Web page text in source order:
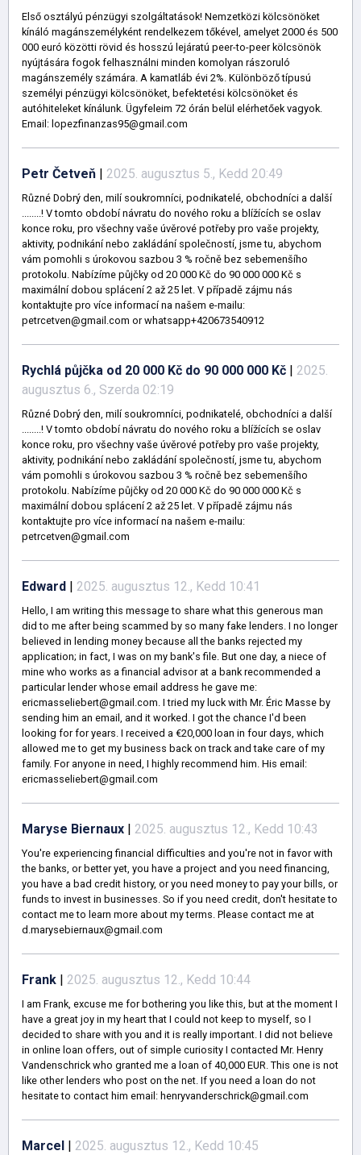
Első osztályú pénzügyi szolgáltatások! Nemzetközi kölcsönöket
kínáló magánszemélyként rendelkezem tőkével, amelyet 2000 és 500
000 euró közötti rövid és hosszú lejáratú peer-to-peer kölcsönök
nyújtására fogok felhasználni minden komolyan rászoruló
magánszemély számára. A kamatláb évi 2%. Különböző típusú
személyi pénzügyi kölcsönöket, befektetési kölcsönöket és
autóhiteleket kínálunk. Ügyfeleim 72 órán belül elérhetőek vagyok.
Email: lopezfinanzas95@gmail.com
Petr Četveň | 2025. augusztus 5., Kedd 20:49
Různé Dobrý den, milí soukromníci, podnikatelé, obchodníci a další
........! V tomto období návratu do nového roku a blížících se oslav
konce roku, pro všechny vaše úvěrové potřeby pro vaše projekty,
aktivity, podnikání nebo zakládání společností, jsme tu, abychom
vám pomohli s úrokovou sazbou 3 % ročně bez sebemenšího
protokolu. Nabízíme půjčky od 20 000 Kč do 90 000 000 Kč s
maximální dobou splácení 2 až 25 let. V případě zájmu nás
kontaktujte pro více informací na našem e-mailu:
petrcetven@gmail.com or whatsapp+420673540912
Rychlá půjčka od 20 000 Kč do 90 000 000 Kč | 2025.
augusztus 6., Szerda 02:19
Různé Dobrý den, milí soukromníci, podnikatelé, obchodníci a další
........! V tomto období návratu do nového roku a blížících se oslav
konce roku, pro všechny vaše úvěrové potřeby pro vaše projekty,
aktivity, podnikání nebo zakládání společností, jsme tu, abychom
vám pomohli s úrokovou sazbou 3 % ročně bez sebemenšího
protokolu. Nabízíme půjčky od 20 000 Kč do 90 000 000 Kč s
maximální dobou splácení 2 až 25 let. V případě zájmu nás
kontaktujte pro více informací na našem e-mailu:
petrcetven@gmail.com
Edward | 2025. augusztus 12., Kedd 10:41
Hello, I am writing this message to share what this generous man
did to me after being scammed by so many fake lenders. I no longer
believed in lending money because all the banks rejected my
application; in fact, I was on my bank's file. But one day, a niece of
mine who works as a financial advisor at a bank recommended a
particular lender whose email address he gave me:
ericmasseliebert@gmail.com. I tried my luck with Mr. Éric Masse by
sending him an email, and it worked. I got the chance I'd been
looking for for years. I received a €20,000 loan in four days, which
allowed me to get my business back on track and take care of my
family. For anyone in need, I highly recommend him. His email:
ericmasseliebert@gmail.com
Maryse Biernaux | 2025. augusztus 12., Kedd 10:43
You're experiencing financial difficulties and you're not in favor with
the banks, or better yet, you have a project and you need financing,
you have a bad credit history, or you need money to pay your bills, or
funds to invest in businesses. So if you need credit, don't hesitate to
contact me to learn more about my terms. Please contact me at
d.marysebiernaux@gmail.com
Frank | 2025. augusztus 12., Kedd 10:44
I am Frank, excuse me for bothering you like this, but at the moment I
have a great joy in my heart that I could not keep to myself, so I
decided to share with you and it is really important. I did not believe
in online loan offers, out of simple curiosity I contacted Mr. Henry
Vandenschrick who granted me a loan of 40,000 EUR. This one is not
like other lenders who post on the net. If you need a loan do not
hesitate to contact him email: henryvanderschrick@gmail.com
Marcel | 2025. augusztus 12., Kedd 10:45